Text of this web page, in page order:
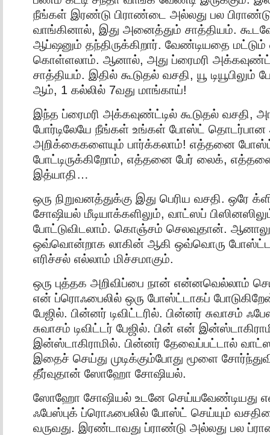
நீங்கள் இரண்டு பிராண்டை அல்லது பல
வாங்கினால், இது அனைத்தும் சாத்தியம்.
ஆப்ஷனும் தந்திருக்கிறார். வேண்டியதை மட்டும்
கொள்ளலாம். ஆனால், அது ப்ரைமரி
சாத்தியம். இதில் கூடுதல் வசதி, யூ
ஆம், 1 கல்லில் 7வது மாங்காய்!
இந்த ப்ரைமரி அக்கவுண்ட்டில் கூடுதல் வசதி,
போர்டிலேயே நீங்கள் உங்கள் போஸ்ட்
அறிக்கைகளையும் பார்க்கலாம்! எத்தனை போஸ்ட்
போட்டிருக்கிறோம், எத்தனை பேர் லைக்,
இத்யாதி…
ஒரு நிறுவனத்துக்கு இது பெரிய வசதி. ஒரே
சோஷியல் மீடியாக்களிலும், வாட்ஸப்
போட்டுவிடலாம். கொஞ்சம் செலவுதான்.
ஒவ்வொன்றாக லாகின் ஆகி ஒவ்வொரு
எரிச்சல் எல்லாம் மிச்சமாகும்.
ஒரு புத்தக அறிவிப்பை நான் என்னவெல்லாம்
என் ப்ரொஃபைலில் ஒரு போஸ்ட்டாகப்
பேஜில். பின்னர் டிவிட்டரில். பின்னர் சுவாசம்
சுவாசம் டிவிட்டர் பேஜில். பின் என்
இன்ஸ்டாகிராமில். பின்னர் தேவைப்பட்டால்
இதைச் செய்து முடிக்கும்போது மூளை
தீர்வுதான் ஸோஹோ சோஷியல்.
ஸோஹோ சோஷியல் உடனே செய்யவேண்டியது
ஃபேஸ்புக் ப்ரொஃபைலில் போஸ்ட் செய்யும்
வருவது. இரண்டாவது ப்ராண்டு அல்லது பல